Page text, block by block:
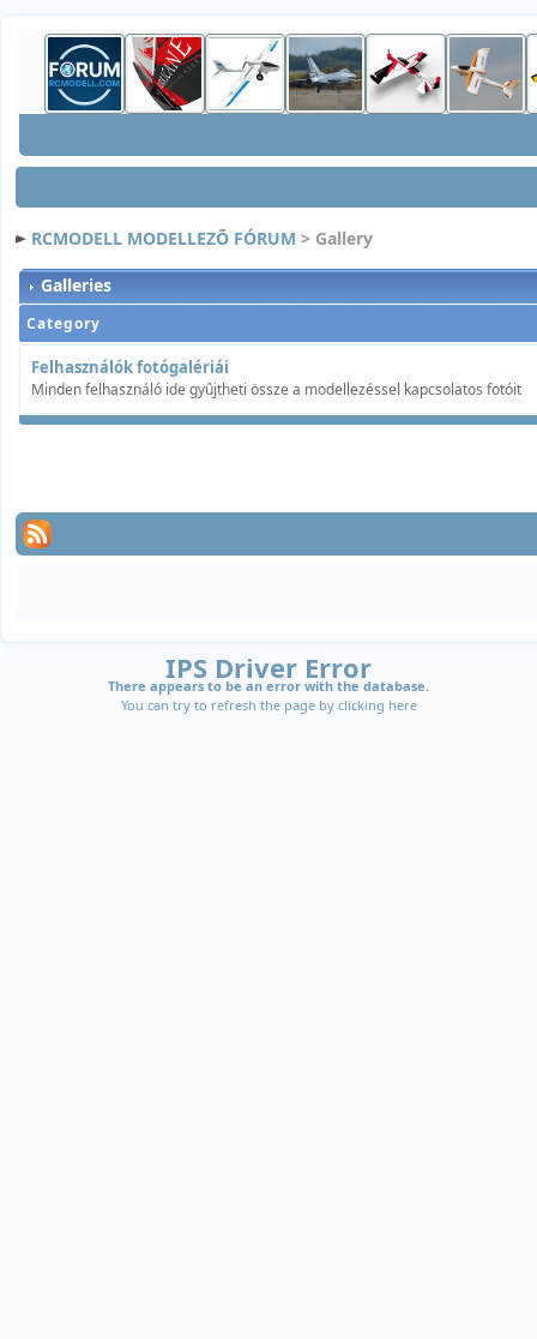
RCMODELL MODELLEZÕ FÓRUM > Gallery
Galleries
Category
Felhasználók fotógalériái
Minden felhasználó ide gyûjtheti össze a modellezéssel kapcsolatos fotóit
IPS Driver Error
There appears to be an error with the database.
You can try to refresh the page by clicking here